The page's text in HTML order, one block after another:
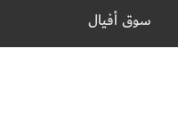
سوق أفيال